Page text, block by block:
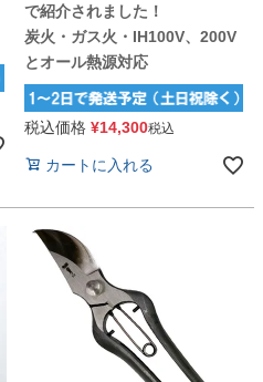
で紹介されました！
炭火・ガス火・IH100V、200V
とオール熱源対応
税込価格 ¥14,300税込
カートに入れる